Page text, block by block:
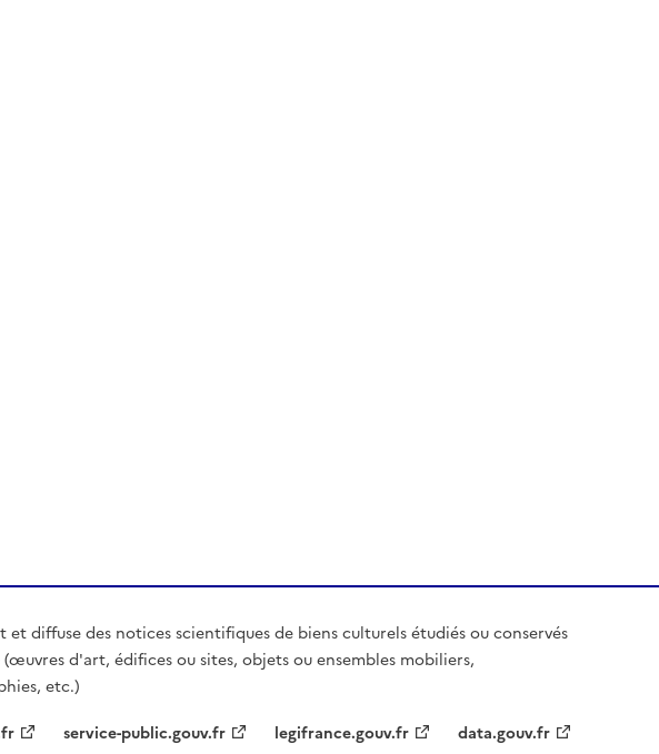
et diffuse des notices scientifiques de biens culturels étudiés ou conservés
(œuvres d'art, édifices ou sites, objets ou ensembles mobiliers,
etc.)
service-public.gouv.fr legifrance.gouv.fr data.gouv.fr